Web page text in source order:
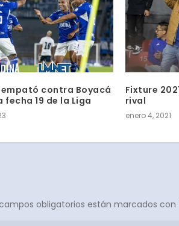
contra Boyacá
fecha 19 de la Liga
Fixture
rival
enero 4, 2021
obligatorios están marcados con